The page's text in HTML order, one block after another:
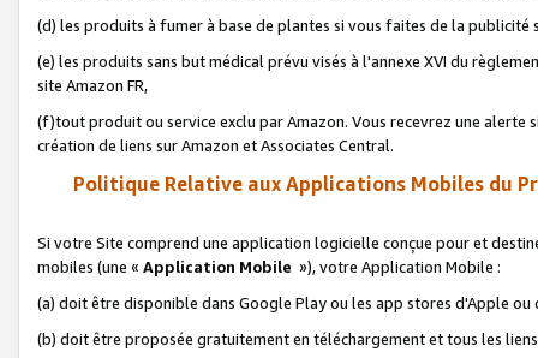
(d) les produits à fumer à base de plantes si vous faites de la publicité
(e) les produits sans but médical prévu visés à l'annexe XVI du
site Amazon FR,
(f)tout produit ou service exclu par Amazon. Vous recevrez une alerte
création de liens sur Amazon et Associates Central.
Politique Relative aux Applications Mobiles du
Si votre Site comprend une application logicielle conçue pour et
mobiles (une « Application Mobile »), votre Application Mobile :
(a) doit être disponible dans Google Play ou les app stores d'Apple ou
(b) doit être proposée gratuitement en téléchargement et tous les